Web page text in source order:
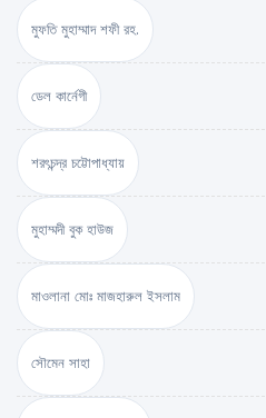
মুফতি মুহাম্মাদ শফী রহ.
ডেল কার্নেগী
শরৎচন্দ্র চট্টোপাধ্যায়
মুহাম্মদী বুক হাউজ
মাওলানা মোঃ মাজহারুল ইসলাম
সৌমেন সাহা